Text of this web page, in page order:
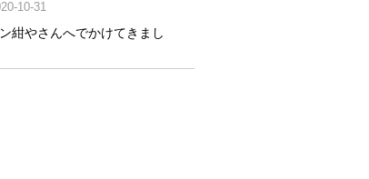
10-31
紺やさんへでかけてきまし